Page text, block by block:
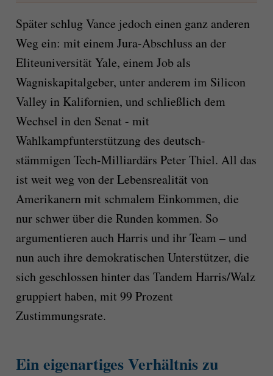
Später schlug Vance jedoch einen ganz anderen
Weg ein: mit einem Jura-Abschluss an der
Eliteuniversität Yale, einem Job als
Wagniskapitalgeber, unter anderem im Silicon
Valley in Kalifornien, und schließlich dem
Wechsel in den Senat - mit
Wahlkampfunterstützung des deutsch-
stämmigen Tech-Milliardärs Peter Thiel. All das
ist weit weg von der Lebensrealität von
Amerikanern mit schmalem Einkommen, die
nur schwer über die Runden kommen. So
argumentieren auch Harris und ihr Team – und
nun auch ihre demokratischen Unterstützer, die
sich geschlossen hinter das Tandem Harris/Walz
gruppiert haben, mit 99 Prozent
Zustimmungsrate.
Ein eigenartiges Verhältnis zu